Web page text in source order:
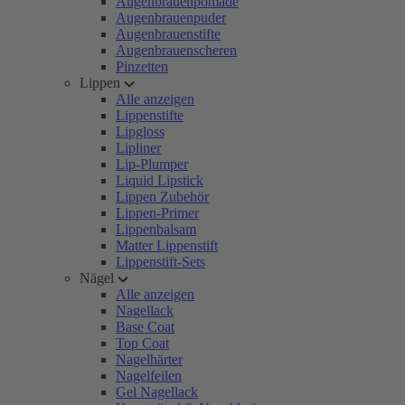
Augenbrauenpuder
Augenbrauenstifte
Augenbrauenscheren
Pinzetten
Lippen
Alle anzeigen
Lippenstifte
Lipgloss
Lipliner
Lip-Plumper
Liquid Lipstick
Lippen Zubehör
Lippen-Primer
Lippenbalsam
Matter Lippenstift
Lippenstift-Sets
Nägel
Alle anzeigen
Nagellack
Base Coat
Top Coat
Nagelhärter
Nagelfeilen
Gel Nagellack